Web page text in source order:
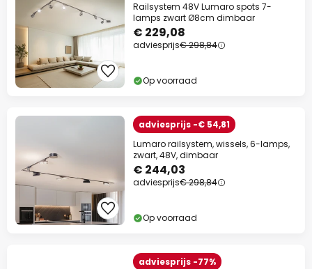
Railsystem 48V Lumaro spots 7-
lamps zwart Ø8cm dimbaar
€ 229,08
adviesprijs€ 298,84
Op voorraad
adviesprijs -€ 54,81
Lumaro railsystem, wissels, 6-lamps,
zwart, 48V, dimbaar
€ 244,03
adviesprijs€ 298,84
Op voorraad
adviesprijs -77%